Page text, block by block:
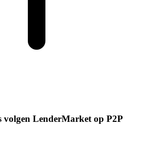
volgen LenderMarket op P2P